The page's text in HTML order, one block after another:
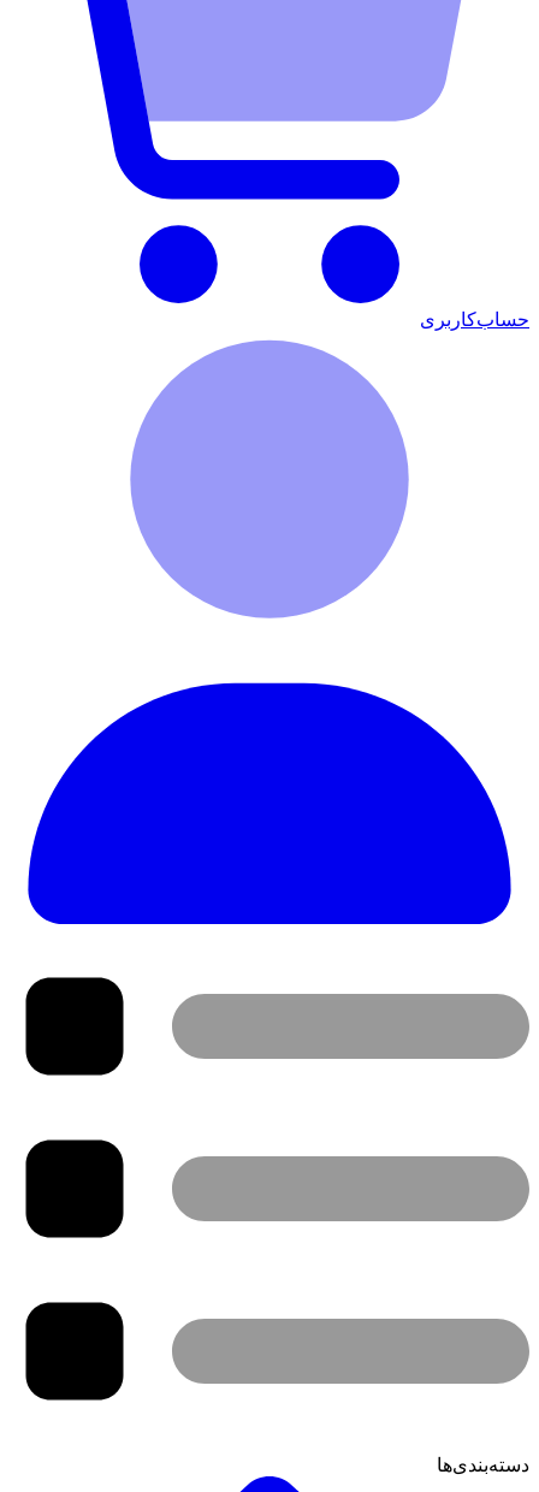
حساب‌کاربری
دسته‌بندی‌ها